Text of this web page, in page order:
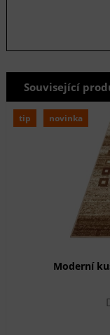
Související
tip novinka
Moderní